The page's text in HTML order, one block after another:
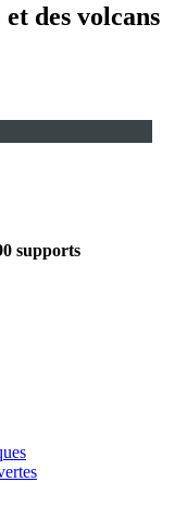
des volcans
supports